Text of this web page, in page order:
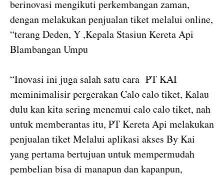
berinovasi mengikuti perkembangan zaman,
dengan melakukan penjualan tiket melalui online,
“terang Deden, Y ,Kepala Stasiun Kereta Api
Blambangan Umpu
“Inovasi ini juga salah satu cara PT KAI
meminimalisir pergerakan Calo calo tiket, Kalau
dulu kan kita sering menemui calo calo tiket, nah
untuk memberantas itu, PT Kereta Api melakukan
penjualan tiket Melalui aplikasi akses By Kai
yang pertama bertujuan untuk mempermudah
pembelian bisa di manapun dan kapanpun,